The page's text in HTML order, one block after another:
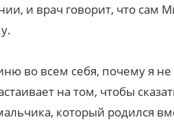
и врач говорит, что сам
во всем себя, почему я не
на том, чтобы
который родился